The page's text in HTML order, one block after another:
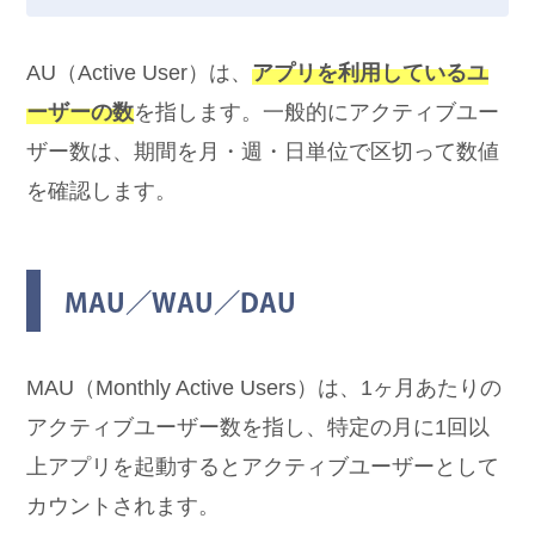
AU（Active User）は、アプリを利用しているユ
ーザーの数を指します。一般的にアクティブユー
ザー数は、期間を月・週・日単位で区切って数値
を確認します。
MAU／WAU／DAU
MAU（Monthly Active Users）は、1ヶ月あたりの
アクティブユーザー数を指し、特定の月に1回以
上アプリを起動するとアクティブユーザーとして
カウントされます。